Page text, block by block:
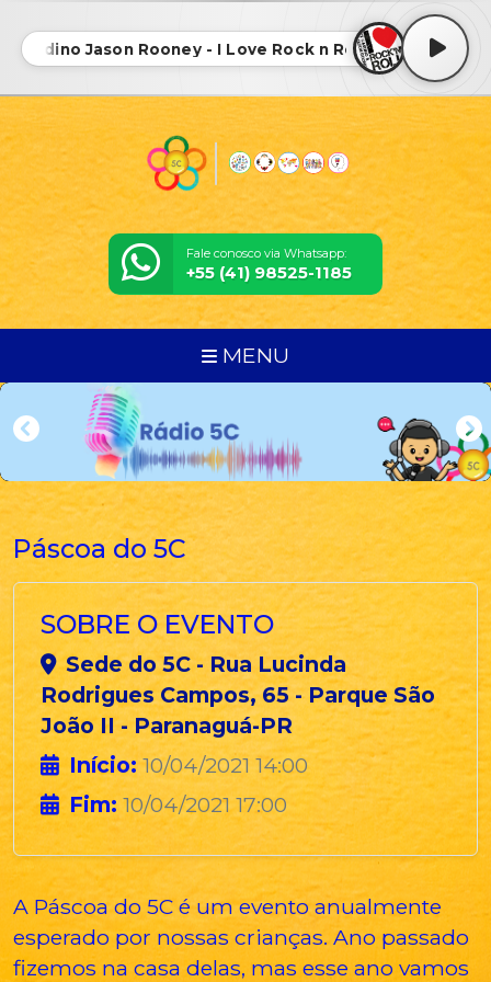
Jason Rooney - I Love Rock n Roll ( Radio Edit)
Fale conosco via Whatsapp:
+55 (41) 98525-1185
MENU
Páscoa do 5C
SOBRE O EVENTO
Sede do 5C - Rua Lucinda
Rodrigues Campos, 65 - Parque São
João II - Paranaguá-PR
Início: 10/04/2021 14:00
Fim: 10/04/2021 17:00
A Páscoa do 5C é um evento anualmente
esperado por nossas crianças. Ano passado
fizemos na casa delas, mas esse ano vamos